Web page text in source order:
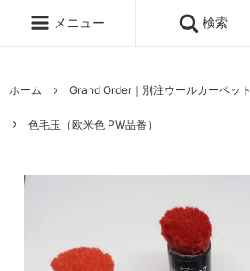
メニュー 検索
ホーム Grand Order｜別注ウールカーペット
色毛玉（欧米色 PW品番）